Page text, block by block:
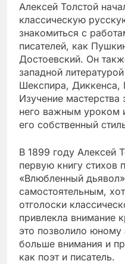
Алексей Толстой
классическую
знакомиться с
писателей, как
Достоевский. Он
западной
Шекспира, Диккенса,
Изучение мастерства
него важным уроком
его собственный
В 1899 году Алексей
первую книгу стихов
«Влюбленный
самостоятельным,
отголоски
привлекла внимание
это позволило юному
больше внимания и
как поэт и писатель.